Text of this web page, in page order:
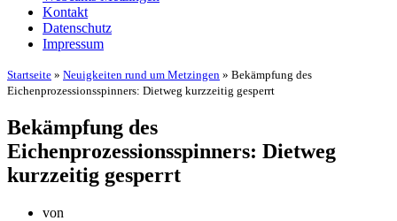
Kontakt
Datenschutz
Impressum
Startseite » Neuigkeiten rund um Metzingen » Bekämpfung des
Eichenprozessionsspinners: Dietweg kurzzeitig gesperrt
Bekämpfung des
Eichenprozessionsspinners: Dietweg
kurzzeitig gesperrt
von